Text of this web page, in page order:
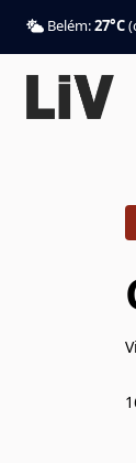
Belém:27°C